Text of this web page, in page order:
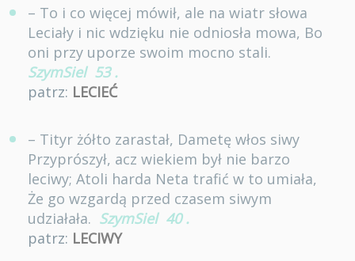
– To i co więcej mówił, ale na wiatr słowa
Leciały i nic wdzięku nie odniosła mowa, Bo
oni przy uporze swoim mocno stali.
SzymSiel 53 .
patrz: LECIEĆ
– Tityr żółto zarastał, Dametę włos siwy
Przyprószył, acz wiekiem był nie barzo
leciwy; Atoli harda Neta trafić w to umiała,
Że go wzgardą przed czasem siwym
udziałała. SzymSiel 40 .
patrz: LECIWY